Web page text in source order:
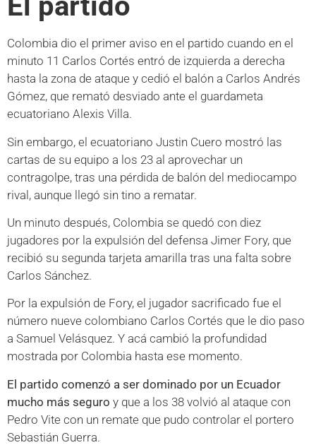
Colombia dio el primer aviso en el partido cuando en el
minuto 11 Carlos Cortés entró de izquierda a derecha
hasta la zona de ataque y cedió el balón a Carlos Andrés
Gómez, que remató desviado ante el guardameta
ecuatoriano Alexis Villa.
Sin embargo, el ecuatoriano Justin Cuero mostró las
cartas de su equipo a los 23 al aprovechar un
contragolpe, tras una pérdida de balón del mediocampo
rival, aunque llegó sin tino a rematar.
Un minuto después, Colombia se quedó con diez
jugadores por la expulsión del defensa Jimer Fory, que
recibió su segunda tarjeta amarilla tras una falta sobre
Carlos Sánchez.
Por la expulsión de Fory, el jugador sacrificado fue el
número nueve colombiano Carlos Cortés que le dio paso
a Samuel Velásquez. Y acá cambió la profundidad
mostrada por Colombia hasta ese momento.
El partido comenzó a ser dominado por un Ecuador
mucho más seguro y que a los 38 volvió al ataque con
Pedro Vite con un remate que pudo controlar el portero
Sebastián Guerra.